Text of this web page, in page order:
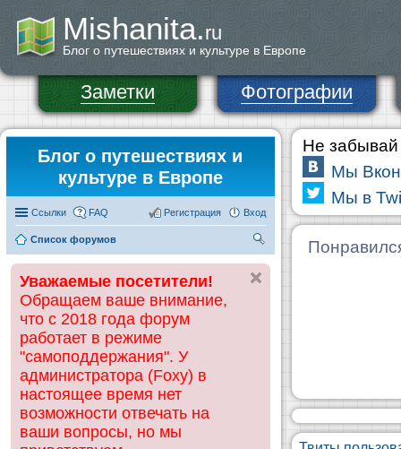
Mishanita.ru
Блог о путешествиях и культуре в Европе
Заметки Фотографии
Блог о путешествиях и
культуре в Европе
Ссылки FAQ Вход
Регистрация
Список форумов
ск
Уважаемые посетители!
Обращаем ваше внимание,
что с 2018 года форум
работает в режиме
"самоподдержания". У
администратора (Foxy) в
настоящее время нет
возможности отвечать на
ваши вопросы, но мы
Не забывай
Мы
Мы в